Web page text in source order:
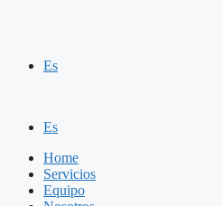
Es
Es
Home
Servicios
Equipo